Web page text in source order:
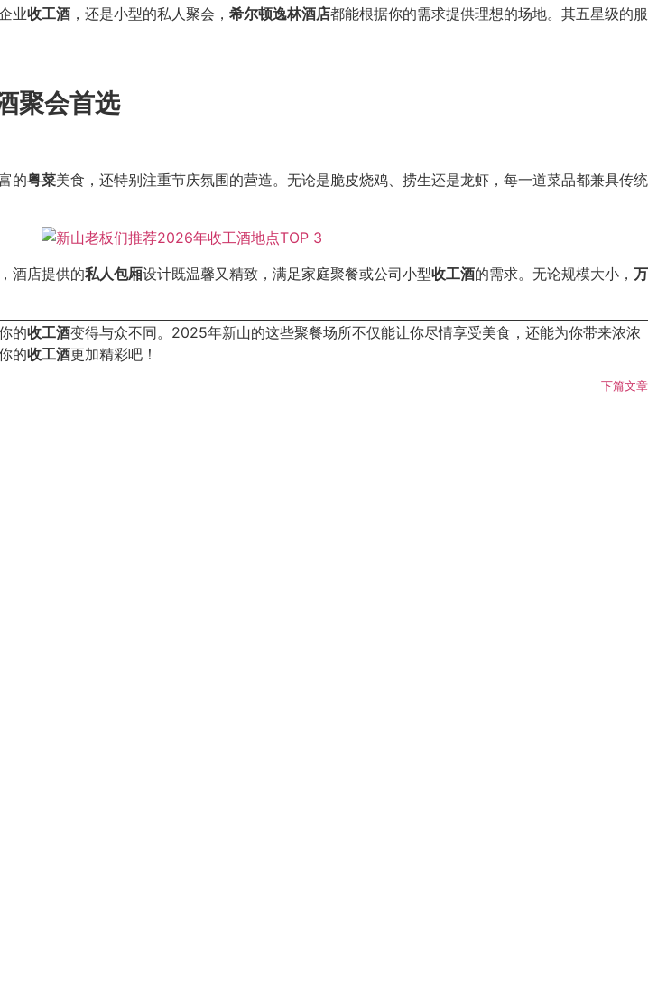
业收工酒 ，还是小型的私人聚会， 希尔顿逸林酒店都能根据你的需求提供理想的场地。其五星级的服
聚会首选
的粤菜美食，还特别注重节庆氛围的营造。无论是脆皮烧鸡、捞生还是龙虾，每一道菜品都兼具传统
酒店提供的私人包厢设计既温馨又精致，满足家庭聚餐或公司小型收工酒的需求。无论规模大小， 万
的收工酒变得与众不同。2025年新山的这些聚餐场所不仅能让你尽情享受美食，还能为你带来浓浓
的收工酒更加精彩吧！
下篇文章